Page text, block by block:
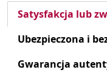
Satysfakcja lub
Ubezpieczona i
Gwarancja